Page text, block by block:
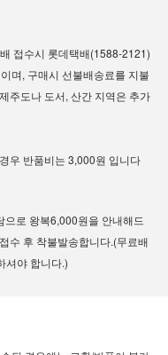
접수시 롯데택배(1588-2121)
며, 구매시 선불배송료를 지불
주도나 도서, 산간 지역은 추가
우 반품비는 3,000원 입니다
로 왕복6,000원을 안내해드
수 후 착불발송합니다.(무료배
셔야 합니다.)